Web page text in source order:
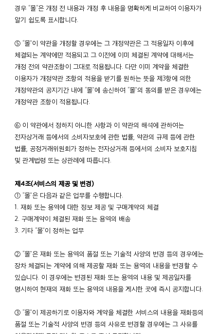
경우 “몰“은 개정 전 내용과 개정 후 내용을 명확하게 비교하여 이용자가
알기 쉽도록 표시합니다.
⑤ “몰”이 약관을 개정할 경우에는 그 개정약관은 그 적용일자 이후에
체결되는 계약에만 적용되고 그 이전에 이미 체결된 계약에 대해서는
개정 전의 약관조항이 그대로 적용됩니다. 다만 이미 계약을 체결한
이용자가 개정약관 조항의 적용을 받기를 원하는 뜻을 제3항에 의한
개정약관의 공지기간 내에 “몰”에 송신하여 “몰”의 동의를 받은 경우에는
개정약관 조항이 적용됩니다.
⑥ 이 약관에서 정하지 아니한 사항과 이 약관의 해석에 관하여는
전자상거래 등에서의 소비자보호에 관한 법률, 약관의 규제 등에 관한
법률, 공정거래위원회가 정하는 전자상거래 등에서의 소비자 보호지침
및 관계법령 또는 상관례에 따릅니다.
제4조(서비스의 제공 및 변경)
① “몰”은 다음과 같은 업무를 수행합니다.
1. 재화 또는 용역에 대한 정보 제공 및 구매계약의 체결
2. 구매계약이 체결된 재화 또는 용역의 배송
3. 기타 “몰”이 정하는 업무
② “몰”은 재화 또는 용역의 품절 또는 기술적 사양의 변경 등의 경우에는
장차 체결되는 계약에 의해 제공할 재화 또는 용역의 내용을 변경할 수
있습니다. 이 경우에는 변경된 재화 또는 용역의 내용 및 제공일자를
명시하여 현재의 재화 또는 용역의 내용을 게시한 곳에 즉시 공지합니다.
③ “몰”이 제공하기로 이용자와 계약을 체결한 서비스의 내용을 재화등의
품절 또는 기술적 사양의 변경 등의 사유로 변경할 경우에는 그 사유를